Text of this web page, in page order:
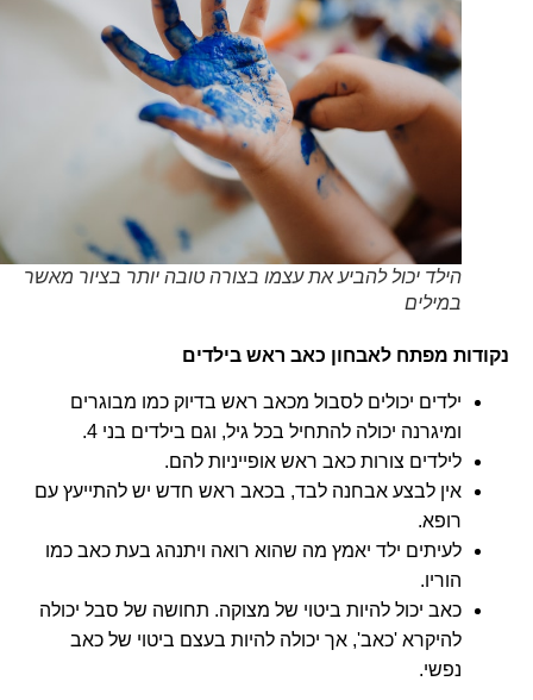
הילד יכול להביע את עצמו בצורה טובה יותר בציור מאשר
במילים
נקודות מפתח לאבחון כאב ראש בילדים
ילדים יכולים לסבול מכאב ראש בדיוק כמו מבוגרים
ומיגרנה יכולה להתחיל בכל גיל, וגם בילדים בני 4.
לילדים צורות כאב ראש אופייניות להם.
אין לבצע אבחנה לבד, בכאב ראש חדש יש להתייעץ עם
רופא.
לעיתים ילד יאמץ מה שהוא רואה ויתנהג בעת כאב כמו
הוריו.
כאב יכול להיות ביטוי של מצוקה. תחושה של סבל יכולה
להיקרא 'כאב', אך יכולה להיות בעצם ביטוי של כאב
נפשי.